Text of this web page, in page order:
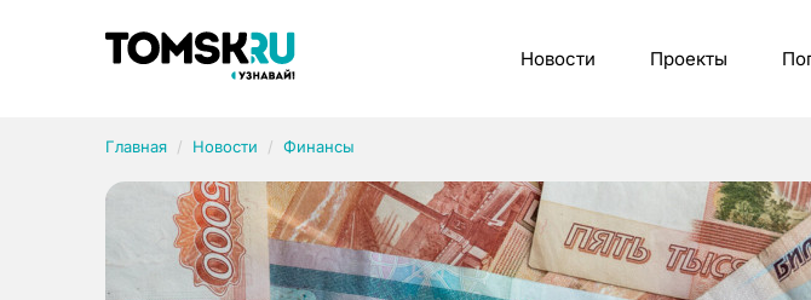
Новости Проекты
Главная Новости Финансы
Рубрики